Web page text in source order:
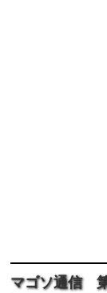
マゴソ通信